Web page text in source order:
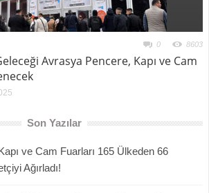
0 8603
Avrasya Pencere, Kapı ve Cam
Son Yazılar
ve Cam Fuarları 165 Ülkeden 66
Ağırladı!